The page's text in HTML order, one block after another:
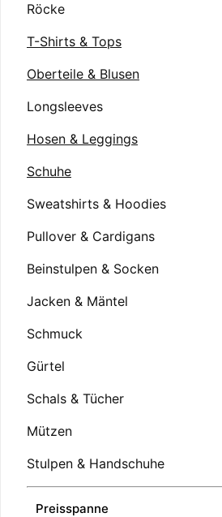
Röcke
T-Shirts & Tops
Oberteile & Blusen
Longsleeves
Hosen & Leggings
Schuhe
Sweatshirts & Hoodies
Pullover & Cardigans
Beinstulpen & Socken
Jacken & Mäntel
Schmuck
Gürtel
Schals & Tücher
Mützen
Stulpen & Handschuhe
Preisspanne